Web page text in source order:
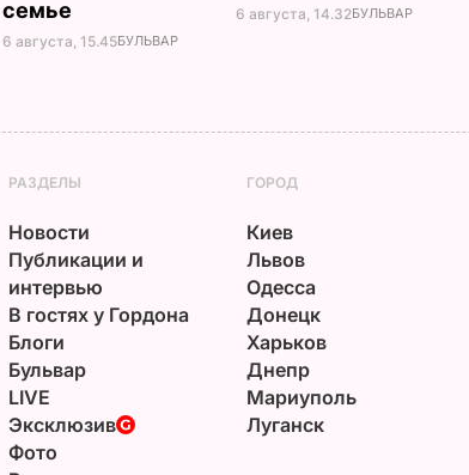
семье
6 августа, 15.45БУЛЬВАР
6 августа, 14.32БУЛЬВАР
РАЗДЕЛЫ
Новости
Публикации и
интервью
В гостях у Гордона
Блоги
Бульвар
LIVE
Эксклюзив
Фото
ГОРОД
Киев
Львов
Одесса
Донецк
Харьков
Днепр
Мариуполь
Луганск